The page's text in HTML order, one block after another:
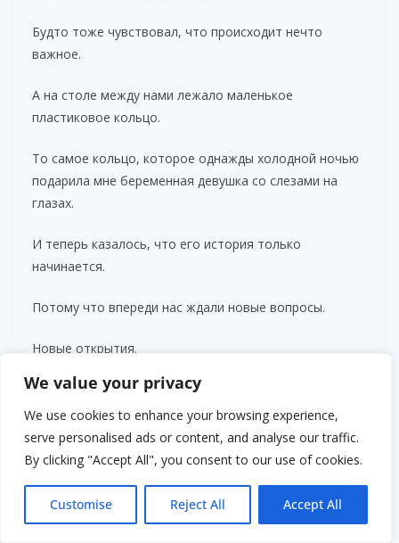
We value your privacy
We use cookies to enhance your browsing experience,
serve personalised ads or content, and analyse our traffic.
By clicking "Accept All", you consent to our use of cookies.
Customise Reject All Accept All
Будто тоже чувствовал, что происходит нечто
важное.
А на столе между нами лежало маленькое
пластиковое кольцо.
То самое кольцо, которое однажды холодной ночью
подарила мне беременная девушка со слезами на
глазах.
И теперь казалось, что его история только
начинается.
Потому что впереди нас ждали новые вопросы.
Новые открытия.
Новые встречи.
И, возможно, однажды дверь мотеля снова
откроется.